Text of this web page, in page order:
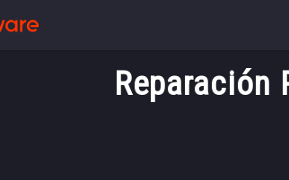
Reparación